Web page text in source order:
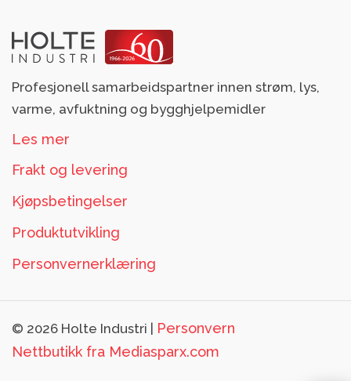
Profesjonell samarbeidspartner innen strøm, lys,
varme, avfuktning og bygghjelpemidler
Les mer
Frakt og levering
Kjøpsbetingelser
Produktutvikling
Personvernerklæring
© 2026 Holte Industri | Personvern
Nettbutikk fra Mediasparx.com